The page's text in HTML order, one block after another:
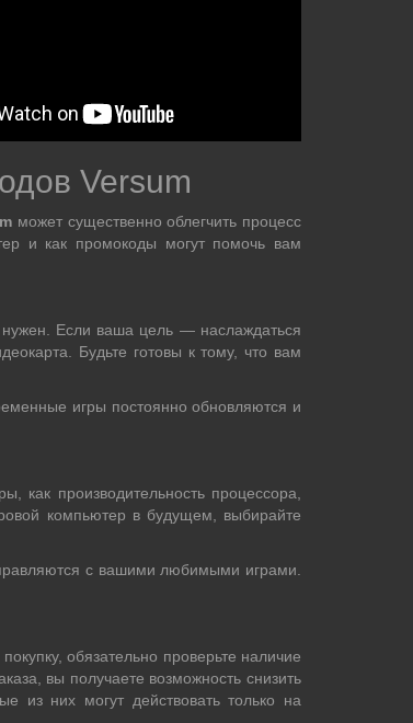
Versum
может существенно облегчить процесс
и как промокоды могут помочь вам
нужен. Если ваша цель — наслаждаться
Будьте готовы к тому, что вам
игры постоянно обновляются и
как производительность процессора,
компьютер в будущем, выбирайте
с вашими любимыми играми.
обязательно проверьте наличие
вы получаете возможность снизить
из них могут действовать только на